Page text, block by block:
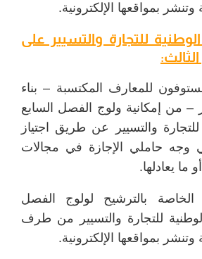
بمواقعها الإلكترونية.
للتجارة والتسيير على
للمعارف المكتسبة – بناء
من إمكانية ولوج الفصل السابع
والتسيير عن طريق اجتياز
وجه حاملي الإجازة في مجالات
ما يعادلها.
الخاصة بالترشيح لولوج الفصل
للتجارة والتسيير من طرف
بمواقعها الإلكترونية.